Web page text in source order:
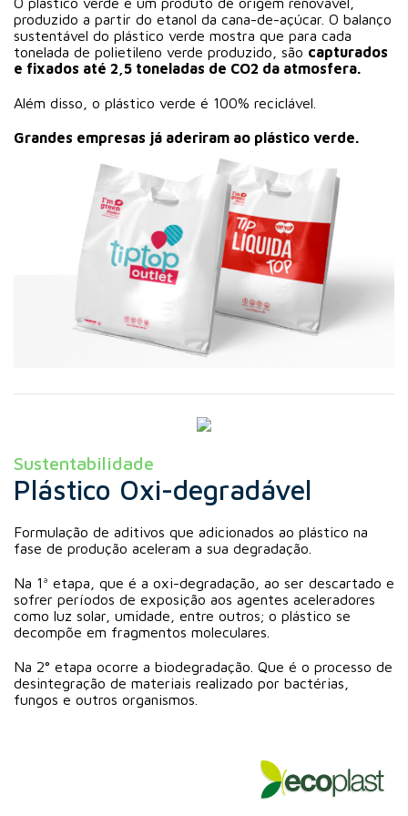
produzido a partir do etanol da cana-de-açúcar. O balanço
sustentável do plástico verde mostra que para cada
tonelada de polietileno verde produzido, são capturados
e fixados até 2,5 toneladas de CO2 da atmosfera.
Além disso, o plástico verde é 100% reciclável.
Grandes empresas já aderiram ao plástico verde.
Sustentabilidade
Plástico Oxi-degradável
Formulação de aditivos que adicionados ao plástico na
fase de produção aceleram a sua degradação.
Na 1ª etapa, que é a oxi-degradação, ao ser descartado e
sofrer períodos de exposição aos agentes aceleradores
como luz solar, umidade, entre outros; o plástico se
decompõe em fragmentos moleculares.
Na 2° etapa ocorre a biodegradação. Que é o processo de
desintegração de materiais realizado por bactérias,
fungos e outros organismos.